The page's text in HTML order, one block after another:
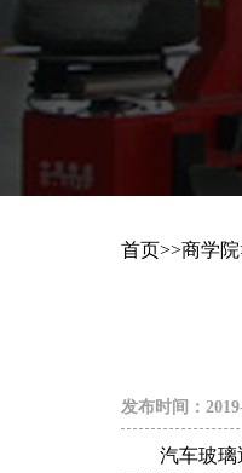
首页>>商学院
发布时间：
汽车玻璃透